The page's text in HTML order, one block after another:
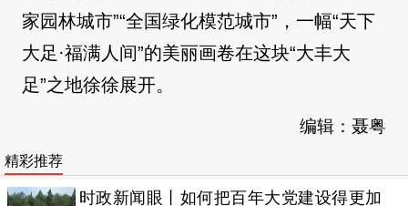
家园林城市”“全国绿化模范城市”，一幅“天下
大足·福满人间”的美丽画卷在这块“大丰大
足”之地徐徐展开。
编辑：聂粤
精彩推荐